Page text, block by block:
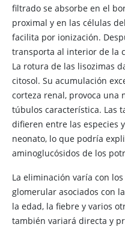
filtrado se absorbe en el
proximal y en las células
facilita por ionización.
transporta al interior de la
La rotura de las lisozimas
citosol. Su acumulación
corteza renal, provoca una
túbulos característica. Las
difieren entre las especies
neonato, lo que podría
aminoglucósidos de los
La eliminación varía con
glomerular asociados con
la edad, la fiebre y varios
también variará directa y